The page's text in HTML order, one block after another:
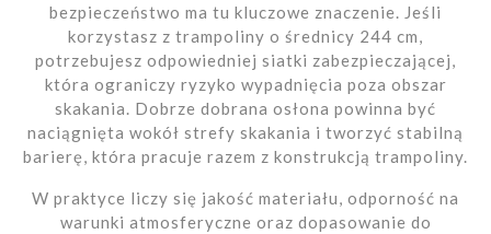
bezpieczeństwo ma tu kluczowe znaczenie. Jeśli
korzystasz z trampoliny o średnicy 244 cm,
potrzebujesz odpowiedniej siatki zabezpieczającej,
która ograniczy ryzyko wypadnięcia poza obszar
skakania. Dobrze dobrana osłona powinna być
naciągnięta wokół strefy skakania i tworzyć stabilną
barierę, która pracuje razem z konstrukcją trampoliny.
W praktyce liczy się jakość materiału, odporność na
warunki atmosferyczne oraz dopasowanie do